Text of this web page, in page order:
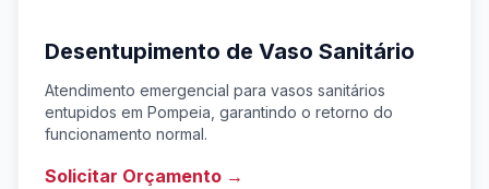
Desentupimento de Vaso Sanitário
Atendimento emergencial para vasos sanitários
entupidos em Pompeia, garantindo o retorno do
funcionamento normal.
Solicitar Orçamento →